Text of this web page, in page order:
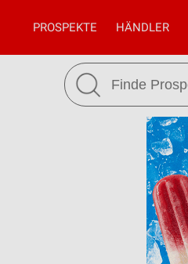
PROSPEKTE HÄNDLER